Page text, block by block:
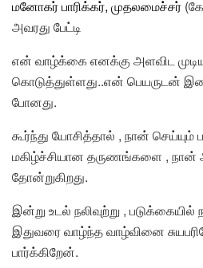
மனோகர் பாரிக்கர், முதலமைச்சர்
அவரது பேட்டி
என் வாழ்க்கை எனக்கு அளவிட
கொடுத்துள்ளது..என் பெயருடன்
போனது.
கூர்ந்து யோசித்தால் , நான் செய்யும்
மகிழ்ச்சியான தருணங்களை , நான்
தோன்றுகிறது.
இன்று உடல் நலிவுற்று ,
இதுவரை வாழ்ந்த வாழ்வினை
பார்க்கிறேன்.